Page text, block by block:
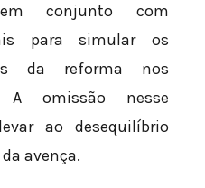
conjunto com
para simular os
da reforma nos
A omissão nesse
ao desequilíbrio
avença.